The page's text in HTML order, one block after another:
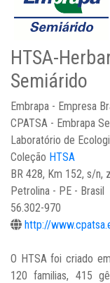
HTSA-
Semiárido
Embrapa - Empresa
CPATSA - Embrapa
Laboratório de
Coleção HTSA
BR 428, Km 152, s/n,
Petrolina - PE - Brasil
56.302-970
http://
O HTSA foi criado
120 familias, 415